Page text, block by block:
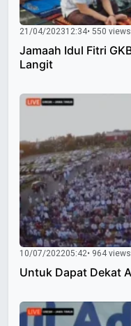
21/04/202312:34• 550 views
Jamaah Idul Fitri
Langit
10/07/202205:42• 964 views
Untuk Dapat Dekat